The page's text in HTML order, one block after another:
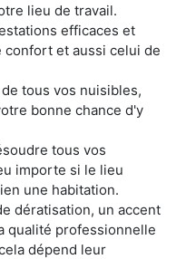
lieu de travail.
efficaces et
et aussi celui de
tous vos nuisibles,
bonne chance d'y
tous vos
importe si le lieu
une habitation.
dératisation, un accent
qualité professionnelle
dépend leur